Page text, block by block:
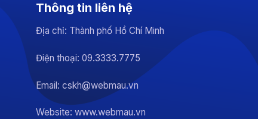
Thông tin liên hệ
Địa chỉ: Thành phố Hồ Chí Minh
Điện thoại: 09.3333.7775
Email: cskh@webmau.vn
Website: www.webmau.vn